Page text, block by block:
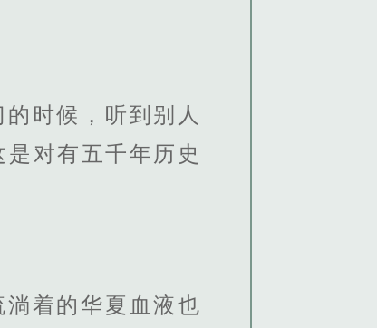
时候，听到别人
对有五千年历史
着的华夏血液也